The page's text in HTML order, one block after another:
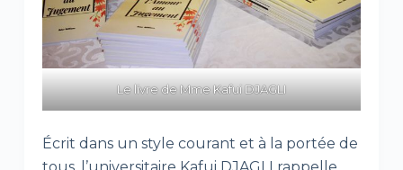
Le livre de Mme Kafui DJAGLI
Écrit dans un style courant et à la portée de